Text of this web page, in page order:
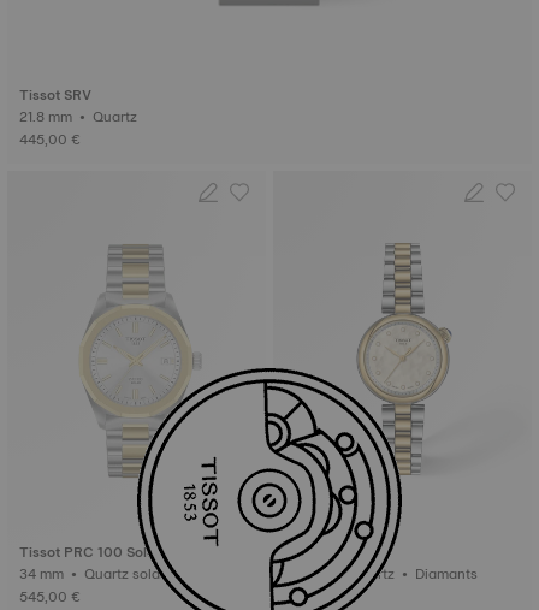
Tissot SRV
21.8 mm • Quartz
445,00 €
Tissot PRC 100 Solar
34 mm • Quartz solaire
545,00 €
Nouveauté
Tissot Desir
28 mm • Quartz • Diamants
525,00 €